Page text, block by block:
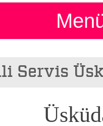
Servis